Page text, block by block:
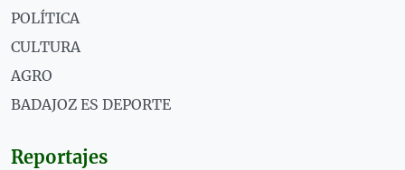
POLÍTICA
CULTURA
AGRO
BADAJOZ ES DEPORTE
Reportajes